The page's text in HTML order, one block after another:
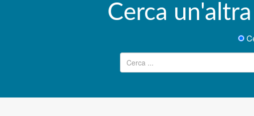
Cerca
Ricerca per: